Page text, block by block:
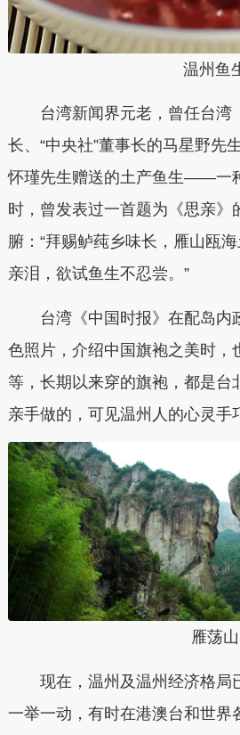
温州鱼
台湾新闻界元老，曾任台湾
长、“中央社”董事长的马星野先
怀瑾先生赠送的土产鱼生——一
时，曾发表过一首题为《思亲》
腑：“拜赐鲈莼乡味长，雁山瓯
亲泪，欲试鱼生不忍尝。”
台湾《中国时报》在配岛内
色照片，介绍中国旗袍之美时，
等，长期以来穿的旗袍，都是台
亲手做的，可见温州人的心灵手
雁荡山
现在，温州及温州经济格局
一举一动，有时在港澳台和世界